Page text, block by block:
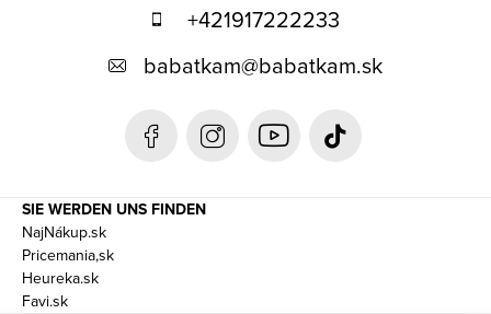
+421917222233
babatkam@babatkam.sk
SIE WERDEN UNS FINDEN
NajNákup.sk
Pricemania,sk
Heureka.sk
Favi.sk